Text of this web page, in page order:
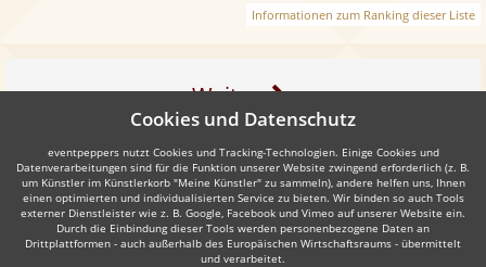
Informationen zum Ranking dieser Liste
Weiter
Auch interessant:
Cookies und Datenschutz
eventpeppers nutzt Cookies und Tracking-Technologien. Einige Cookies und
Datenverarbeitungen sind für die Funktion unserer Website zwingend erforderlich (z. B.
um Künstler im Künstlerkorb "Meine Künstler" zu sammeln), andere helfen uns, Ihnen
einen optimierten und individualisierten Service zu bieten. Wir binden so auch Tools
externer Dienstleister wie z. B. Google, Facebook und Vimeo auf unserer Website ein.
Durch die Einbindung dieser Tools werden personenbezogene Daten an
Drittplattformen - auch außerhalb des Europäischen Wirtschaftsraums - übermittelt
und verarbeitet.